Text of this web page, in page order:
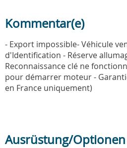
Kommentar(e)
- Export impossible- Véhicule
d'Identification - Réserve
Reconnaissance clé ne
pour démarrer moteur -
en France uniquement)
Ausrüstung/Optionen